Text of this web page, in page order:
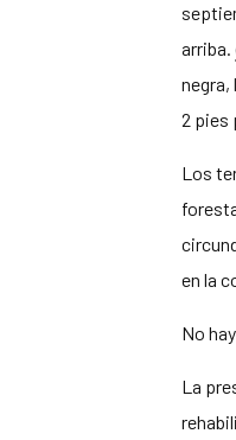
arriba.
negra,
2 pies
Los
en la
No
La